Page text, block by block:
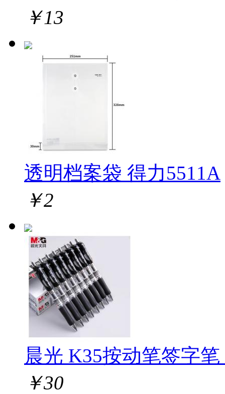
￥13
透明档案袋 得力5511A
￥2
晨光 K35按动笔签字
￥30